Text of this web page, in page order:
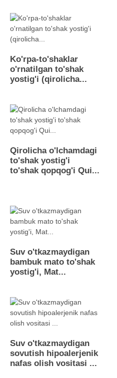
Ko'rpa-to'shaklar
o'rnatilgan to'shak
yostig'i (qirolicha...
Qirolicha o'lchamdagi
to'shak yostig'i
to'shak qopqog'i Qui...
Suv o'tkazmaydigan
bambuk mato to'shak
yostig'i, Mat...
Suv o'tkazmaydigan
sovutish hipoalerjenik
nafas olish vositasi ...